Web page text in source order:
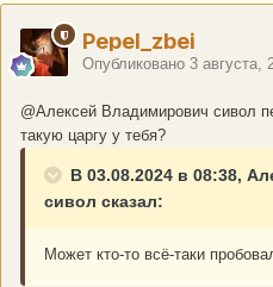
Pepel_zbei
Опубликовано 3 августа,
@Алексей Владимирович сивол
такую царгу у тебя?
В 03.08.2024 в 08:38,
сивол сказал:
Может кто-то всё-таки